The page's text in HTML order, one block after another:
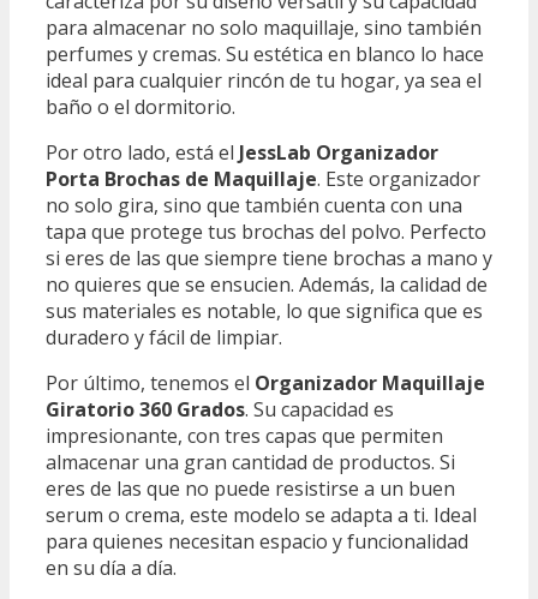
para almacenar no solo maquillaje, sino también
perfumes y cremas. Su estética en blanco lo hace
ideal para cualquier rincón de tu hogar, ya sea el
baño o el dormitorio.
Por otro lado, está el JessLab Organizador
Porta Brochas de Maquillaje. Este organizador
no solo gira, sino que también cuenta con una
tapa que protege tus brochas del polvo. Perfecto
si eres de las que siempre tiene brochas a mano y
no quieres que se ensucien. Además, la calidad de
sus materiales es notable, lo que significa que es
duradero y fácil de limpiar.
Por último, tenemos el Organizador Maquillaje
Giratorio 360 Grados. Su capacidad es
impresionante, con tres capas que permiten
almacenar una gran cantidad de productos. Si
eres de las que no puede resistirse a un buen
serum o crema, este modelo se adapta a ti. Ideal
para quienes necesitan espacio y funcionalidad
en su día a día.